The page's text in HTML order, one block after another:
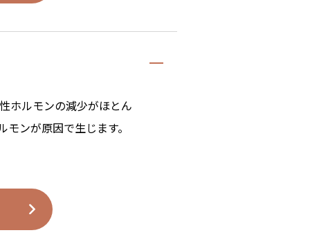
ホルモンの減少がほとん
ンが原因で生じます。